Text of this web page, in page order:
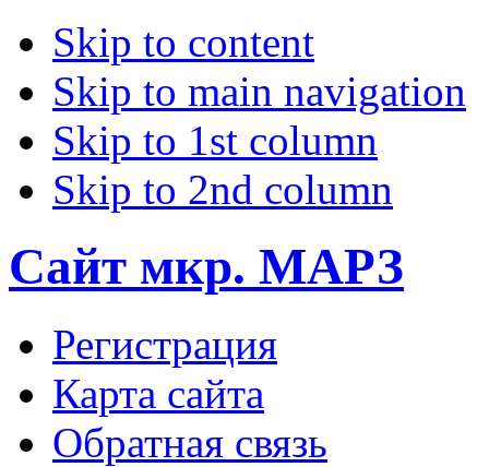
Skip to content
Skip to main navigation
Skip to 1st column
Skip to 2nd column
Сайт мкр. МАРЗ
Регистрация
Карта сайта
Обратная связь